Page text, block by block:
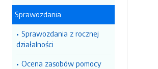
Sprawozdania
Sprawozdania z rocznej
działalności
Ocena zasobów pomocy